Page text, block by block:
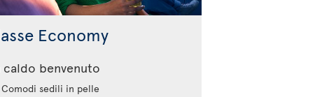
Economy
caldo benvenuto
Comodi sedili in pelle